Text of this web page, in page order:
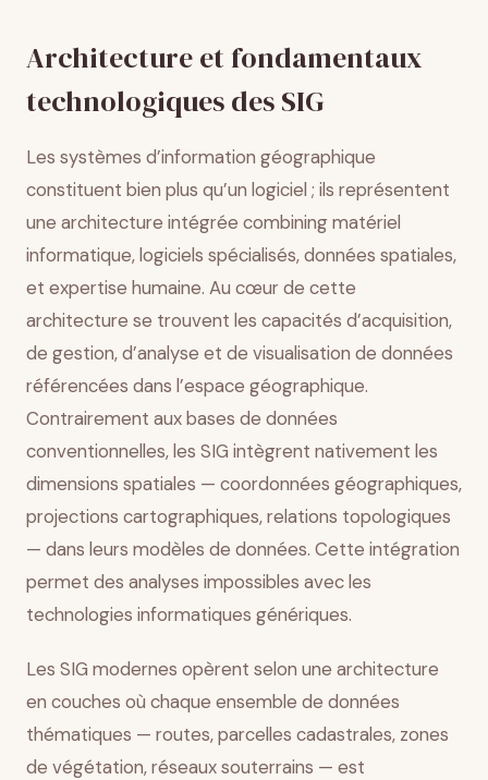
Conclusion
Architecture et fondamentaux
technologiques des SIG
Les systèmes d’information géographique
constituent bien plus qu’un logiciel ; ils représentent
une architecture intégrée combining matériel
informatique, logiciels spécialisés, données spatiales,
et expertise humaine. Au cœur de cette
architecture se trouvent les capacités d’acquisition,
de gestion, d’analyse et de visualisation de données
référencées dans l’espace géographique.
Contrairement aux bases de données
conventionnelles, les SIG intègrent nativement les
dimensions spatiales — coordonnées géographiques,
projections cartographiques, relations topologiques
— dans leurs modèles de données. Cette intégration
permet des analyses impossibles avec les
technologies informatiques génériques.
Les SIG modernes opèrent selon une architecture
en couches où chaque ensemble de données
thématiques — routes, parcelles cadastrales, zones
de végétation, réseaux souterrains — est